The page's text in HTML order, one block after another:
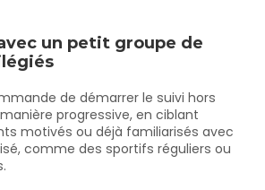
un petit groupe de
de démarrer le suivi hors
progressive, en ciblant
motivés ou déjà familiarisés avec
comme des sportifs réguliers ou